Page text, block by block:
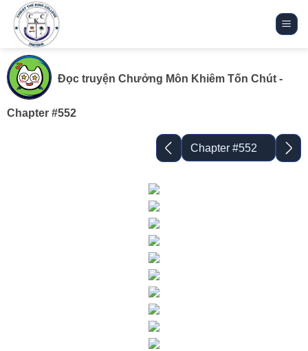
qua
dung
Đọc truyện Chưởng Môn Khiêm Tốn Chút-
Chapter #552